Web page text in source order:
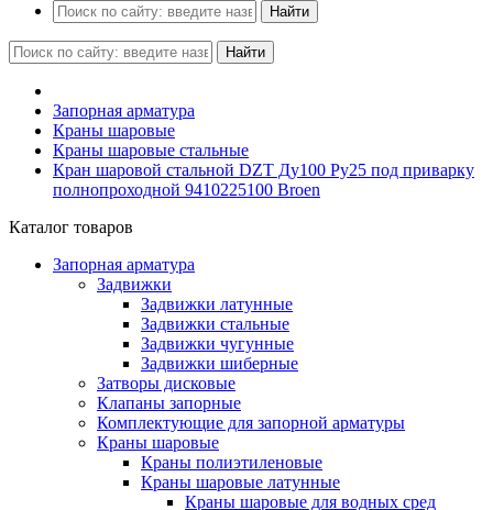
Найти
Найти
Запорная арматура
Краны шаровые
Краны шаровые стальные
Кран шаровой стальной DZT Ду100 Ру25 под приварку
полнопроходной 9410225100 Broen
Каталог товаров
Запорная арматура
Задвижки
Задвижки латунные
Задвижки стальные
Задвижки чугунные
Задвижки шиберные
Затворы дисковые
Клапаны запорные
Комплектующие для запорной арматуры
Краны шаровые
Краны полиэтиленовые
Краны шаровые латунные
Краны шаровые для водных сред